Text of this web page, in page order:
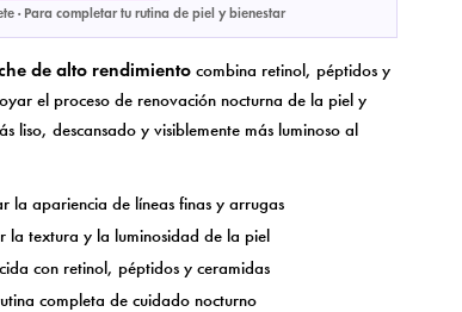
· Para completar tu rutina de piel y bienestar
de alto rendimiento combina retinol, péptidos y
el proceso de renovación nocturna de la piel y
liso, descansado y visiblemente más luminoso al
la apariencia de líneas finas y arrugas
la textura y la luminosidad de la piel
con retinol, péptidos y ceramidas
completa de cuidado nocturno